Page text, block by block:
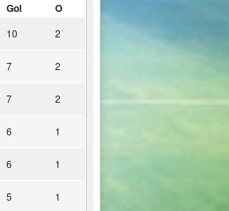
Gol O
10 2
7 2
7 2
6 1
6 1
5 1